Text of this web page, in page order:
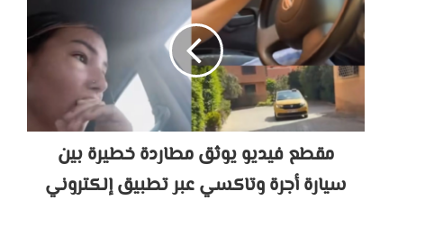
مقطع فيديو يوثق مطاردة خطيرة بين
سيارة أجرة وتاكسي عبر تطبيق إلكتروني